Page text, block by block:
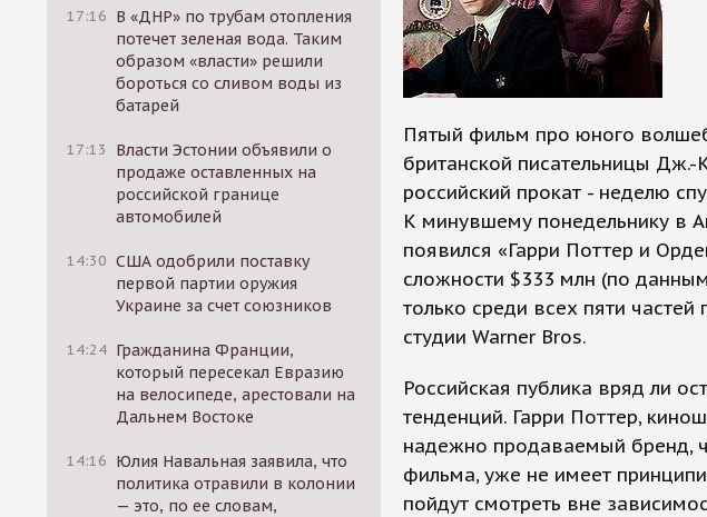
17:16 В «ДНР» по трубам отопления
потечет зеленая вода. Таким
образом «власти» решили
бороться со сливом воды из
батарей
17:13
Власти Эстонии объявили о
продаже оставленных на
российской границе
автомобилей
14:30 США одобрили поставку
первой партии оружия
Украине за счет союзников
14:24 Гражданина Франции,
который пересекал Евразию
на велосипеде, арестовали на
Дальнем Востоке
14:16 Юлия Навальная заявила, что
политика отравили в колонии
— это, по ее словам,
Пятый фильм про юного
британской писательницы Дж.-
российский прокат - неделю
К минувшему понедельнику в
появился «Гарри Поттер и
сложности $333 млн (по
только среди всех пяти
студии Warner Bros.
Российская публика вряд ли
тенденций. Гарри Поттер,
надежно продаваемый бренд,
фильма, уже не имеет
пойдут смотреть вне